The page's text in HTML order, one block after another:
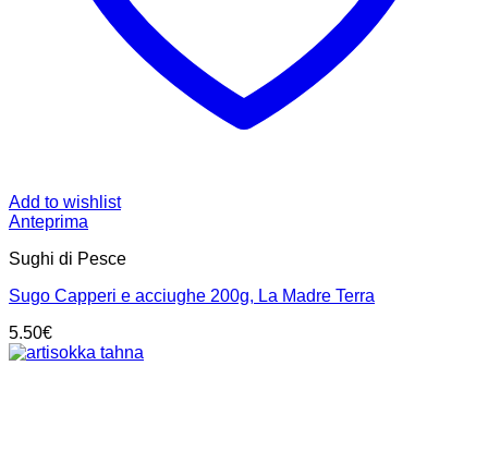
Add to wishlist
Anteprima
Sughi di Pesce
Sugo Capperi e acciughe 200g, La Madre Terra
5.50€